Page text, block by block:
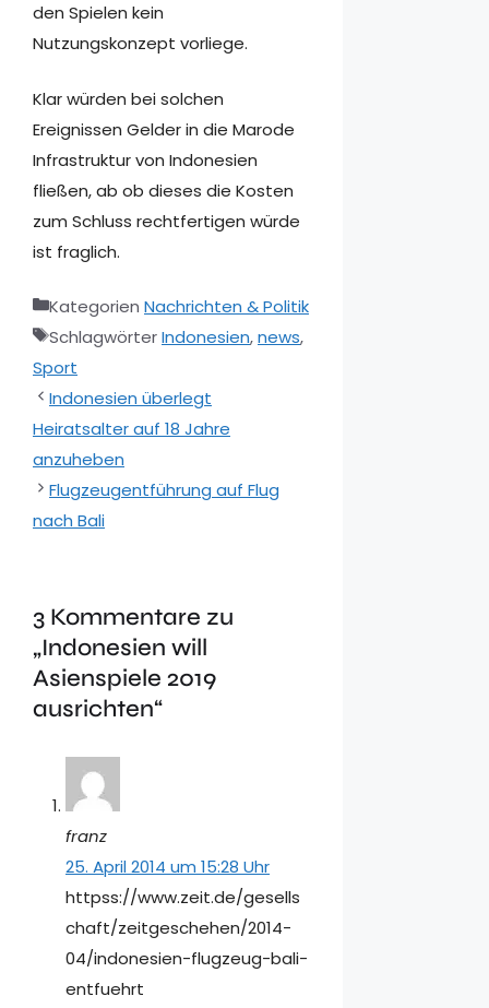
den Spielen kein
Nutzungskonzept vorliege.
Klar würden bei solchen
Ereignissen Gelder in die Marode
Infrastruktur von Indonesien
fließen, ab ob dieses die Kosten
zum Schluss rechtfertigen würde
ist fraglich.
Kategorien Nachrichten & Politik
SchlagwörterIndonesien,news,
Sport
Indonesien überlegt
Heiratsalter auf 18 Jahre
anzuheben
Flugzeugentführung auf Flug
nach Bali
3 Kommentare zu
„Indonesien will
Asienspiele 2019
ausrichten“
franz
25. April 2014 um 15:28 Uhr
httpss://www.zeit.de/gesells
chaft/zeitgeschehen/2014-
04/indonesien-flugzeug-bali-
entfuehrt